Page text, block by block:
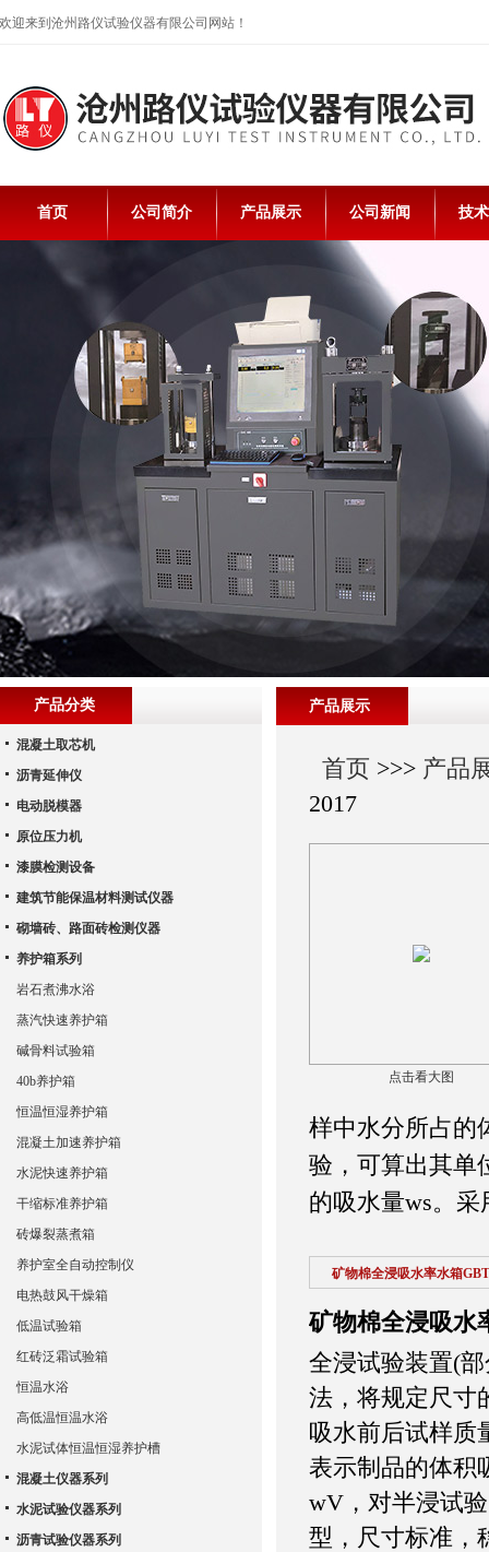
欢迎来到沧州路仪试验仪器有限公司网站！
首页 公司简介 产品展示 公司新闻 技
产品展示
首页 >>> 产品
2017
点击看大图
样中水分所占的
验，可算出其单
的吸水量ws。
矿物棉全浸吸水率水箱
矿物棉全浸吸水
全浸试验装置(
法，将规定尺寸
吸水前后试样质
表示制品的体积
wV，对半浸试
型，尺寸标准，
产品分类
混凝土取芯机
沥青延伸仪
电动脱模器
原位压力机
漆膜检测设备
建筑节能保温材料测试仪器
砌墙砖、路面砖检测仪器
养护箱系列
岩石煮沸水浴
蒸汽快速养护箱
碱骨料试验箱
40b养护箱
恒温恒湿养护箱
混凝土加速养护箱
水泥快速养护箱
干缩标准养护箱
砖爆裂蒸煮箱
养护室全自动控制仪
电热鼓风干燥箱
低温试验箱
红砖泛霜试验箱
恒温水浴
高低温恒温水浴
水泥试体恒温恒湿养护槽
混凝土仪器系列
水泥试验仪器系列
沥青试验仪器系列